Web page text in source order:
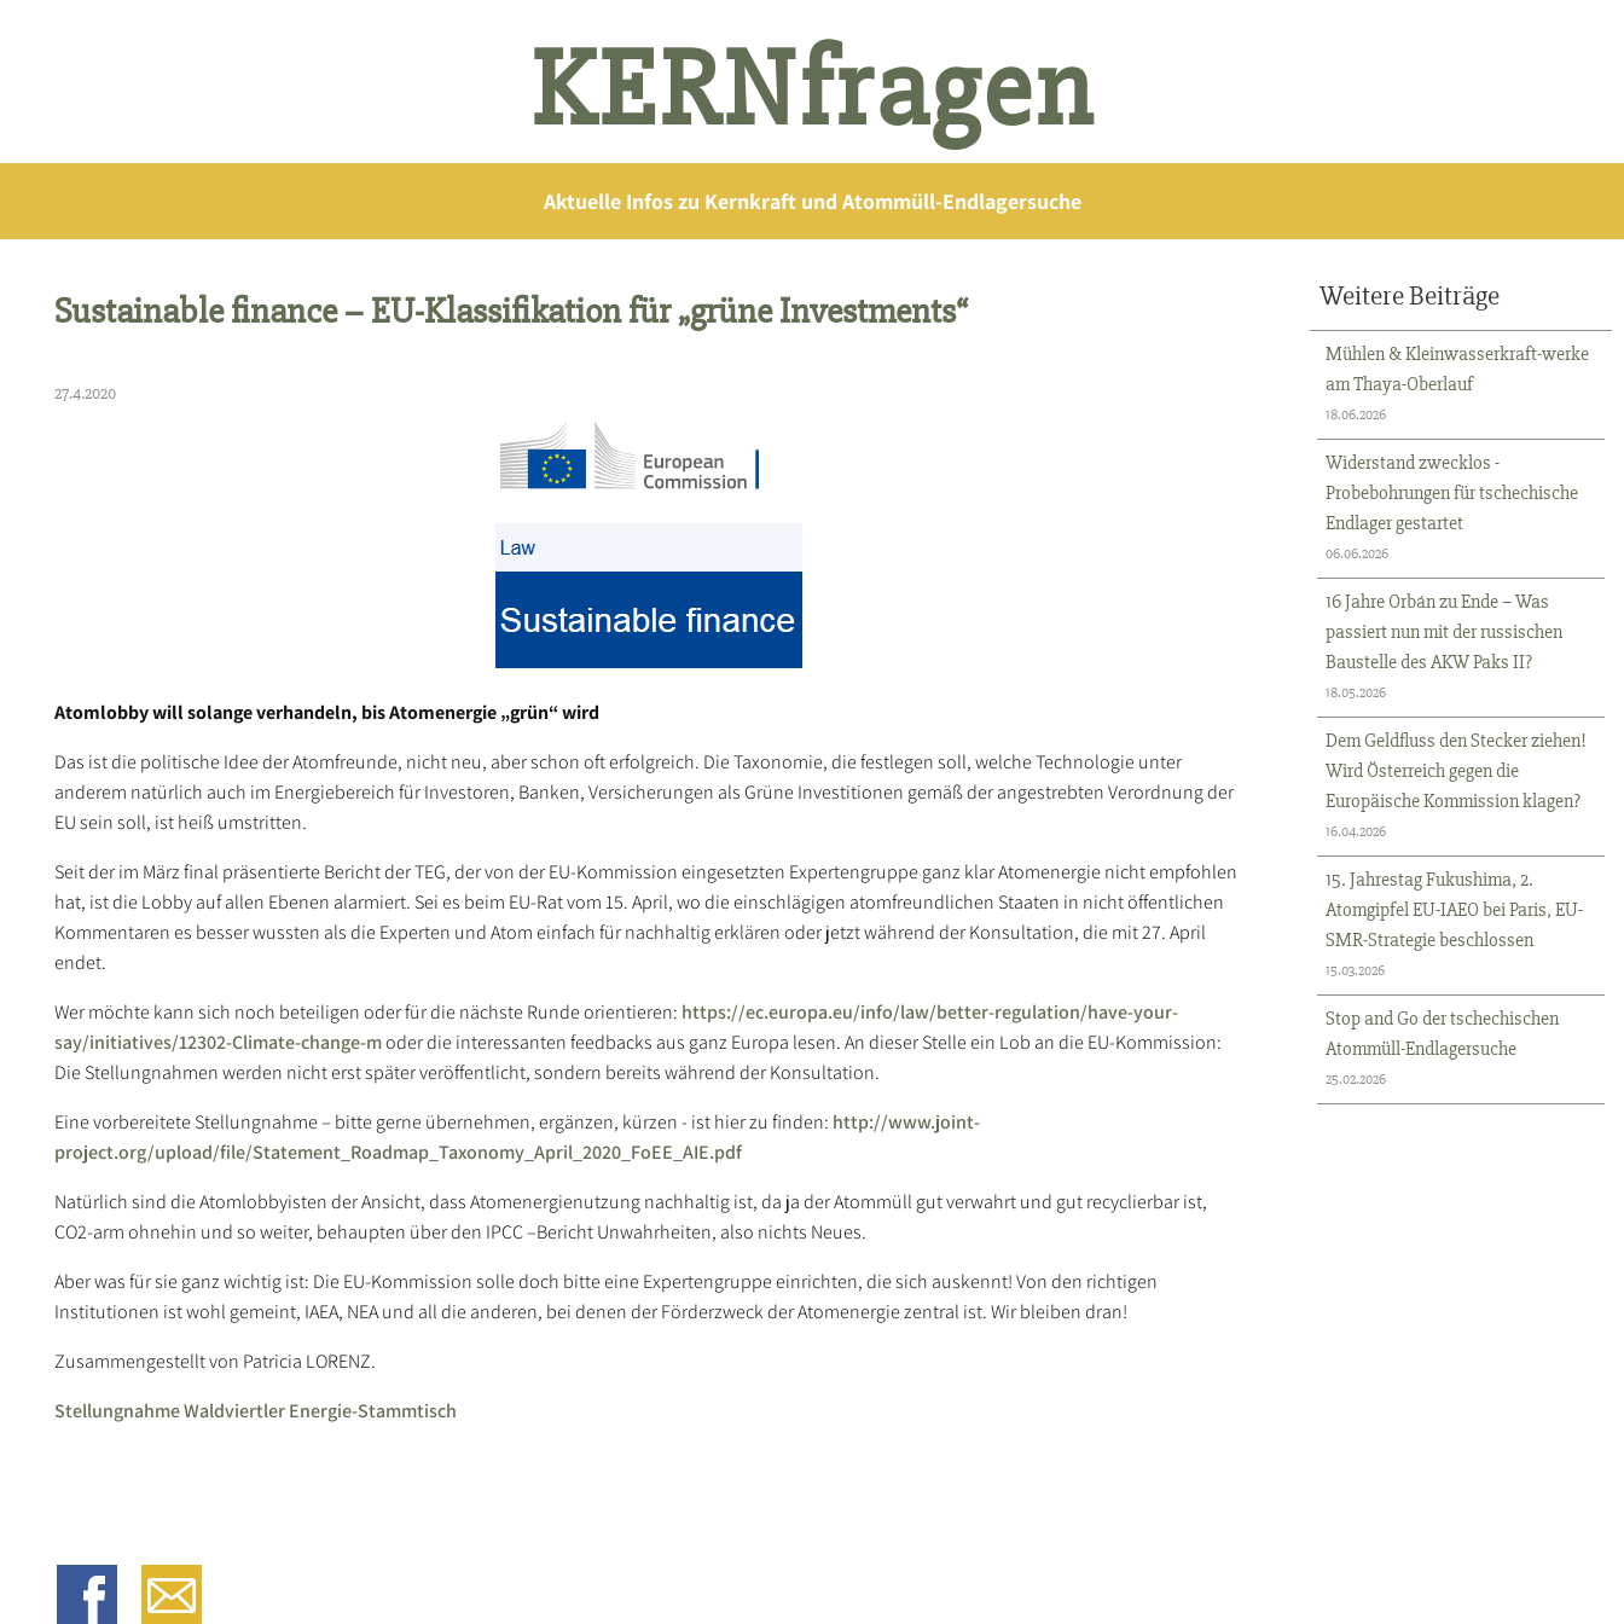
KERNfragen
Aktuelle Infos zu Kernkraft und Atommüll-Endlagersuche
Sustainable finance – EU-Klassifikation für „grüne Investments“
27.4.2020
Atomlobby will solange verhandeln, bis Atomenergie „grün“ wird
Das ist die politische Idee der Atomfreunde, nicht neu, aber schon oft erfolgreich. Die Taxonomie, die festlegen soll, welche Technologie unter
anderem natürlich auch im Energiebereich für Investoren, Banken, Versicherungen als Grüne Investitionen gemäß der angestrebten Verordnung der
EU sein soll, ist heiß umstritten.
Seit der im März final präsentierte Bericht der TEG, der von der EU-Kommission eingesetzten Expertengruppe ganz klar Atomenergie nicht empfohlen
hat, ist die Lobby auf allen Ebenen alarmiert. Sei es beim EU-Rat vom 15. April, wo die einschlägigen atomfreundlichen Staaten in nicht öffentlichen
Kommentaren es besser wussten als die Experten und Atom einfach für nachhaltig erklären oder jetzt während der Konsultation, die mit 27. April
endet.
Wer möchte kann sich noch beteiligen oder für die nächste Runde orientieren: https://ec.europa.eu/info/law/better-regulation/have-your-
say/initiatives/12302-Climate-change-moder die interessanten feedbacks aus ganz Europa lesen. An dieser Stelle ein Lob an die EU-Kommission:
Die Stellungnahmen werden nicht erst später veröffentlicht, sondern bereits während der Konsultation.
Eine vorbereitete Stellungnahme – bitte gerne übernehmen, ergänzen, kürzen - ist hier zu finden: http://www.joint-
project.org/upload/file/Statement_Roadmap_Taxonomy_April_2020_FoEE_AIE.pdf
Natürlich sind die Atomlobbyisten der Ansicht, dass Atomenergienutzung nachhaltig ist, da ja der Atommüll gut verwahrt und gut recyclierbar ist,
CO2-arm ohnehin und so weiter, behaupten über den IPCC –Bericht Unwahrheiten, also nichts Neues.
Aber was für sie ganz wichtig ist: Die EU-Kommission solle doch bitte eine Expertengruppe einrichten, die sich auskennt! Von den richtigen
Institutionen ist wohl gemeint, IAEA, NEA und all die anderen, bei denen der Förderzweck der Atomenergie zentral ist. Wir bleiben dran!
Zusammengestellt von Patricia LORENZ.
Stellungnahme Waldviertler Energie-Stammtisch
Weitere Beiträge
Mühlen & Kleinwasserkraft-werke
am Thaya-Oberlauf
18.06.2026
Widerstand zwecklos -
Probebohrungen für tschechische
Endlager gestartet
06.06.2026
16 Jahre Orbán zu Ende – Was
passiert nun mit der russischen
Baustelle des AKW Paks II?
18.05.2026
Dem Geldfluss den Stecker ziehen!
Wird Österreich gegen die
Europäische Kommission klagen?
16.04.2026
15. Jahrestag Fukushima, 2.
Atomgipfel EU-IAEO bei Paris, EU-
SMR-Strategie beschlossen
15.03.2026
Stop and Go der tschechischen
Atommüll-Endlagersuche
25.02.2026